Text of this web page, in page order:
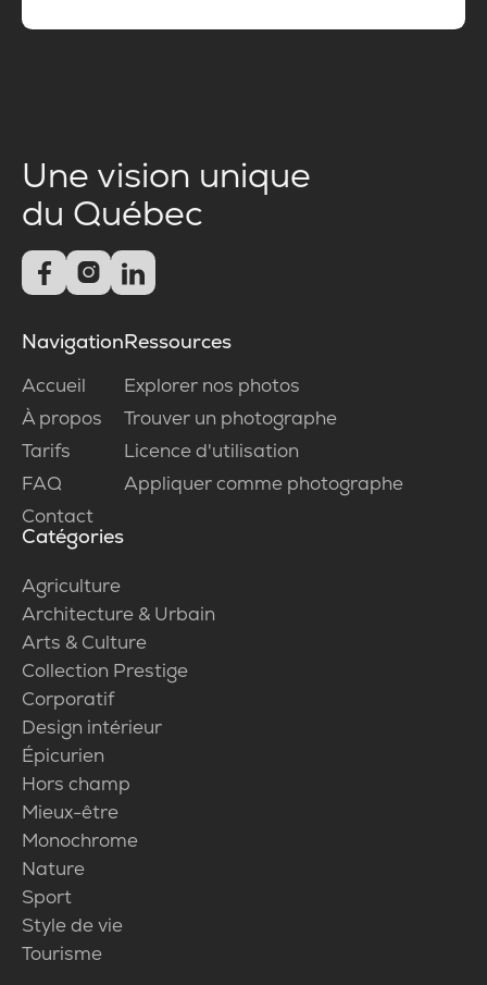
Une vision unique
du Québec
  
Navigation
Accueil
À propos
Tarifs
FAQ
Contact
Ressources
Explorer nos photos
Trouver un photographe
Licence d'utilisation
Appliquer comme photographe
Catégories
Agriculture
Architecture & Urbain
Arts & Culture
Collection Prestige
Corporatif
Design intérieur
Épicurien
Hors champ
Mieux-être
Monochrome
Nature
Sport
Style de vie
Tourisme